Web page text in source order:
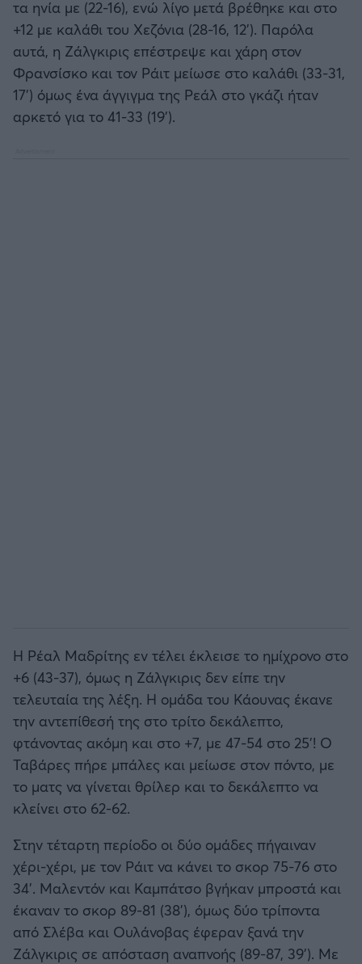
τα ηνία με (22-16), ενώ λίγο μετά βρέθηκε και στο
+12 με καλάθι του Χεζόνια (28-16, 12'). Παρόλα
αυτά, η Ζάλγκιρις επέστρεψε και χάρη στον
Φρανσίσκο και τον Ράιτ μείωσε στο καλάθι (33-31,
17') όμως ένα άγγιγμα της Ρεάλ στο γκάζι ήταν
αρκετό για το 41-33 (19').
Η Ρέαλ Μαδρίτης εν τέλει έκλεισε το ημίχρονο στο
+6 (43-37), όμως η Ζάλγκιρις δεν είπε την
τελευταία της λέξη. Η ομάδα του Κάουνας έκανε
την αντεπίθεσή της στο τρίτο δεκάλεπτο,
φτάνοντας ακόμη και στο +7, με 47-54 στο 25'! Ο
Ταβάρες πήρε μπάλες και μείωσε στον πόντο, με
το ματς να γίνεται θρίλερ και το δεκάλεπτο να
κλείνει στο 62-62.
Στην τέταρτη περίοδο οι δύο ομάδες πήγαιναν
χέρι-χέρι, με τον Ράιτ να κάνει το σκορ 75-76 στο
34'. Μαλεντόν και Καμπάτσο βγήκαν μπροστά και
έκαναν το σκορ 89-81 (38'), όμως δύο τρίποντα
από Σλέβα και Ουλάνοβας έφεραν ξανά την
Ζάλγκιρις σε απόσταση αναπνοής (89-87, 39'). Με